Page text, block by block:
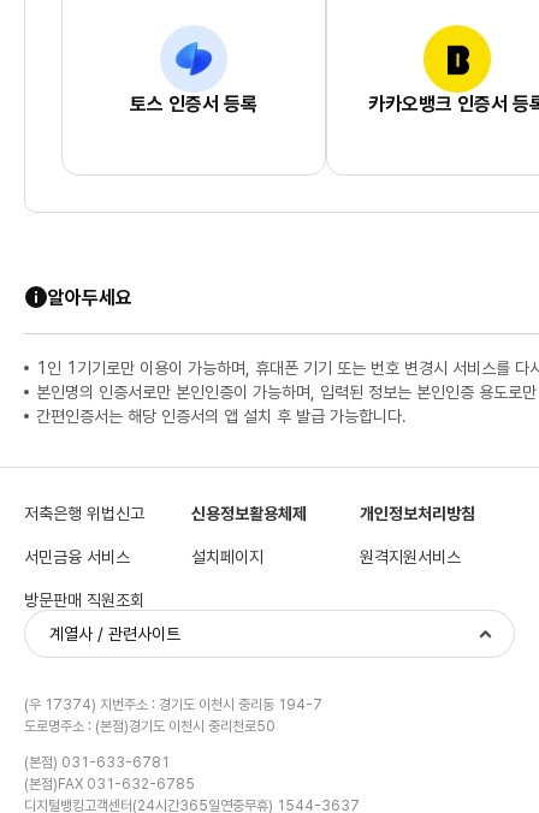
토스 인증서 등록 카카오뱅크 인증서 등
알아두세요
1인 1기기로만 이용이 가능하며, 휴대폰 기기 또는 번호 변경시 서비스를 다
본인명의 인증서로만 본인인증이 가능하며, 입력된 정보는 본인인증 용도로
간편인증서는 해당 인증서의 앱 설치 후 발급 가능합니다.
저축은행 위법신고 신용정보활용체제 개인정보처리방침
서민금융 서비스 설치페이지 원격지원서비스
방문판매 직원조회
계열사 / 관련사이트
(우 17374) 지번주소 : 경기도 이천시 중리동 194-7
도로명주소 : (본점)경기도 이천시 중리천로50
(본점) 031-633-6781
(본점)FAX 031-632-6785
디지털뱅킹고객센터(24시간365일연중무휴) 1544-3637